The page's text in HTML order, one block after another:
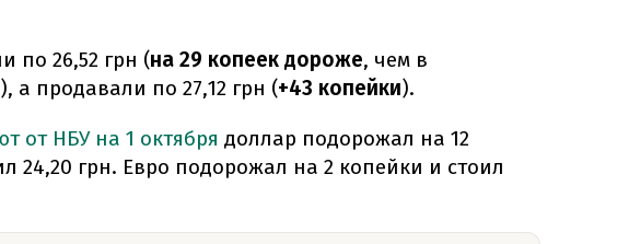
по 26,52 грн (на 29 копеек дороже, чем в
а продавали по 27,12 грн (+43 копейки).
от НБУ на 1 октября доллар подорожал на 12
24,20 грн. Евро подорожал на 2 копейки и стоил